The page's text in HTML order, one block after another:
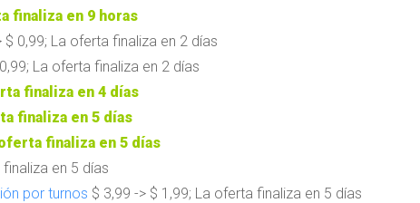
finaliza en 9 horas
$ 0,99; La oferta finaliza en 2 días
La oferta finaliza en 2 días
finaliza en 4 días
finaliza en 5 días
finaliza en 5 días
en 5 días
por turnos $ 3,99 -> $ 1,99; La oferta finaliza en 5 días